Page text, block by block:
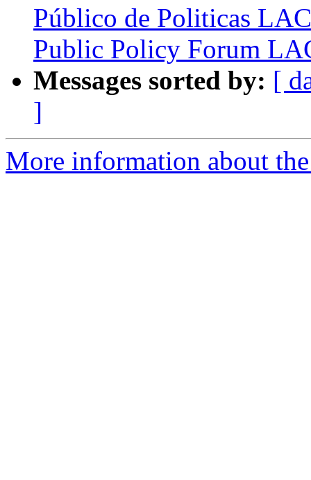
Público de Politicas
Public Policy Forum
Messages sorted by: [
]
More information about